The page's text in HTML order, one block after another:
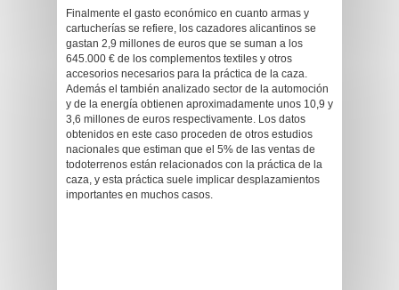
Finalmente el gasto económico en cuanto armas y
cartucherías se refiere, los cazadores alicantinos se
gastan 2,9 millones de euros que se suman a los
645.000 € de los complementos textiles y otros
accesorios necesarios para la práctica de la caza.
Además el también analizado sector de la automoción
y de la energía obtienen aproximadamente unos 10,9 y
3,6 millones de euros respectivamente. Los datos
obtenidos en este caso proceden de otros estudios
nacionales que estiman que el 5% de las ventas de
todoterrenos están relacionados con la práctica de la
caza, y esta práctica suele implicar desplazamientos
importantes en muchos casos.